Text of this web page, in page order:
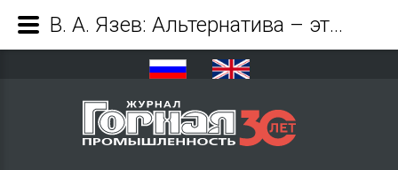
В. А. Язев: Альтернатива – это развитие - Журнал Горная промышленность